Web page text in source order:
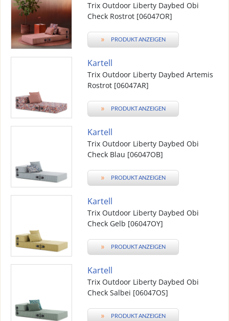
Trix Outdoor Liberty Daybed Obi
Check Rostrot [06047OR]
» PRODUKT ANZEIGEN
Kartell
Trix Outdoor Liberty Daybed Artemis
Rostrot [06047AR]
» PRODUKT ANZEIGEN
Kartell
Trix Outdoor Liberty Daybed Obi
Check Blau [06047OB]
» PRODUKT ANZEIGEN
Kartell
Trix Outdoor Liberty Daybed Obi
Check Gelb [06047OY]
» PRODUKT ANZEIGEN
Kartell
Trix Outdoor Liberty Daybed Obi
Check Salbei [06047OS]
» PRODUKT ANZEIGEN